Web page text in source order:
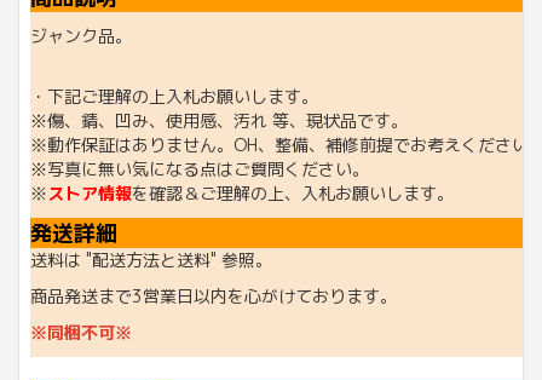
ジャンク品。
・下記ご理解の上入札お願いします。
※傷、錆、凹み、使用感、汚れ 等、現状品です。
※動作保証はありません。OH、整備、補修前提でお考えください
※写真に無い気になる点はご質問ください。
※ストア情報を確認＆ご理解の上、入札お願いします。
発送詳細
送料は "配送方法と送料" 参照。
商品発送まで3営業日以内を心がけております。
※同梱不可※